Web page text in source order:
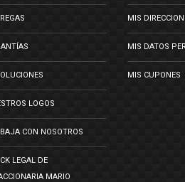
LOGOS
CON NOSOTROS
LEGAL DE
MARIO
MIS
MIS DATOS
MIS CUPONES